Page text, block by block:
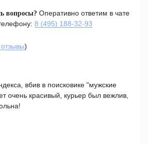
вопросы? Оперативно ответим в чате
8 (495) 188-32-93
отзывы)
вбив в поисковике "мужские
очень красивый, курьер был вежлив,